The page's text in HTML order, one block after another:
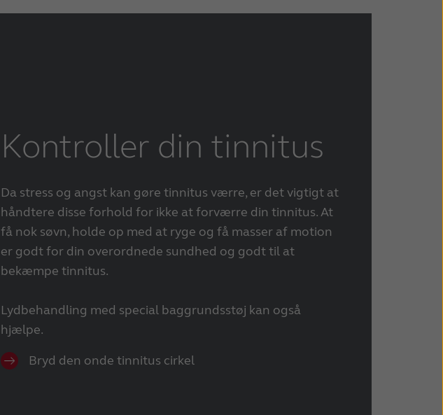
Kontroller din tinnitus
Da stress og angst kan gøre tinnitus værre, er det vigtigt at
håndtere disse forhold for ikke at forværre din tinnitus. At
få nok søvn, holde op med at ryge og få masser af motion
er godt for din overordnede sundhed og godt til at
bekæmpe tinnitus.
Lydbehandling med special baggrundsstøj kan også
hjælpe.
Bryd den onde tinnitus cirkel